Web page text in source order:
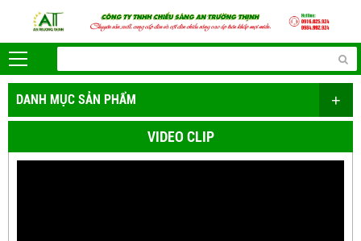
DANH MỤC SẢN PHẨM +
VIDEO CLIP